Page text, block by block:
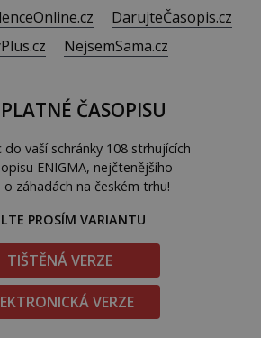
DarujteČasopis.cz
NejsemSama.cz
ČASOPISU
do vaší schránky 108 strhujících
ENIGMA, nejčtenějšího
o záhadách na českém trhu!
PROSÍM VARIANTU
TIŠTĚNÁ VERZE
VERZE